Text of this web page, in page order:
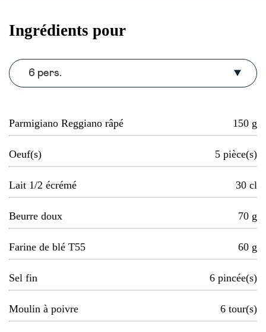
Ingrédients pour
6 pers.
Parmigiano Reggiano râpé 150 g
Oeuf(s) 5 pièce(s)
Lait 1/2 écrémé 30 cl
Beurre doux 70 g
Farine de blé T55 60 g
Sel fin 6 pincée(s)
Moulin à poivre 6 tour(s)